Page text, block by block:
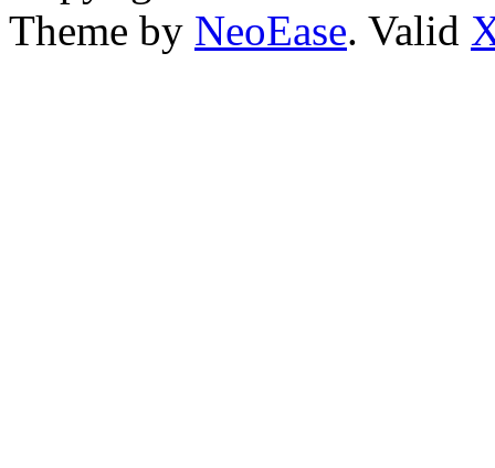
Theme by NeoEase. Valid